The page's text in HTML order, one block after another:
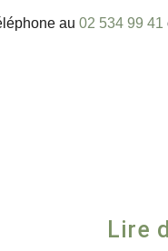
au02 534 99 41
Lire